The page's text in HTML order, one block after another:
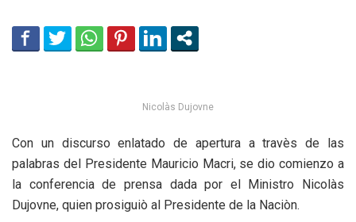
Nicolàs Dujovne
Con un discurso enlatado de apertura a travès de las
palabras del Presidente Mauricio Macri, se dio comienzo a
la conferencia de prensa dada por el Ministro Nicolàs
Dujovne, quien prosiguiò al Presidente de la Naciòn.